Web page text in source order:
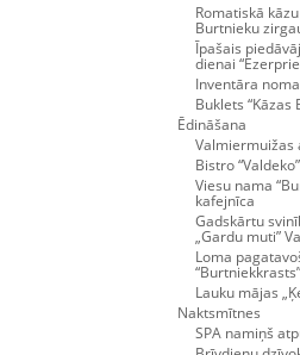
Romatiskā
Burtnieku
Īpašais
dienai
Inventāra noma
Buklets “Kāzas
Ēdināšana
Valmiermuižas
Bistro “Valdeko”
Viesu nama
kafejnīca
Gadskārtu
„Gardu muti”
Loma
“Burtniekkrasts”
Lauku mājas
Naktsmītnes
SPA namiņš